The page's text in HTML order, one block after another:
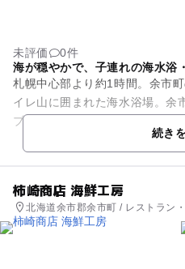
未評価
0件
海が穏やかで、子連れの海水浴
札幌中心部より約1時間。余市
イレ山に囲まれた海水浴場。余
ブロックがあるので遠浅で波・風
続き
柿崎商店 海鮮工房
北海道余市郡余市町 / レストラン